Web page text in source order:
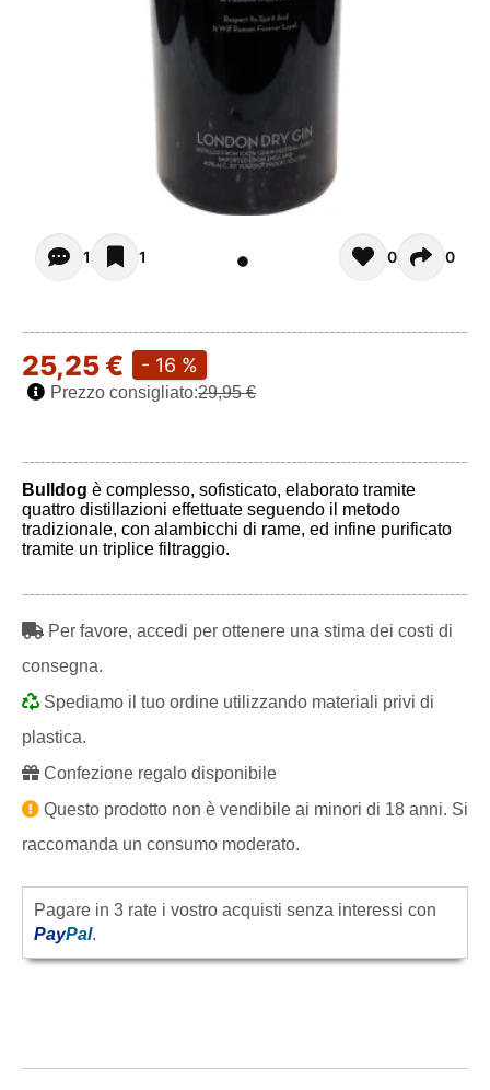
Opiniones (1)
1 1 0 0
25,25 € - 16 %
Prezzo consigliato:29,95 €
Bulldog è complesso, sofisticato, elaborato tramite
quattro distillazioni effettuate seguendo il metodo
tradizionale, con alambicchi di rame, ed infine purificato
tramite un triplice filtraggio.
Per favore, accedi per ottenere una stima dei costi di
consegna.
Spediamo il tuo ordine utilizzando materiali privi di
plastica.
Confezione regalo disponibile
Questo prodotto non è vendibile ai minori di 18 anni. Si
raccomanda un consumo moderato.
Pagare in 3 rate i vostro acquisti senza interessi con
PayPal.